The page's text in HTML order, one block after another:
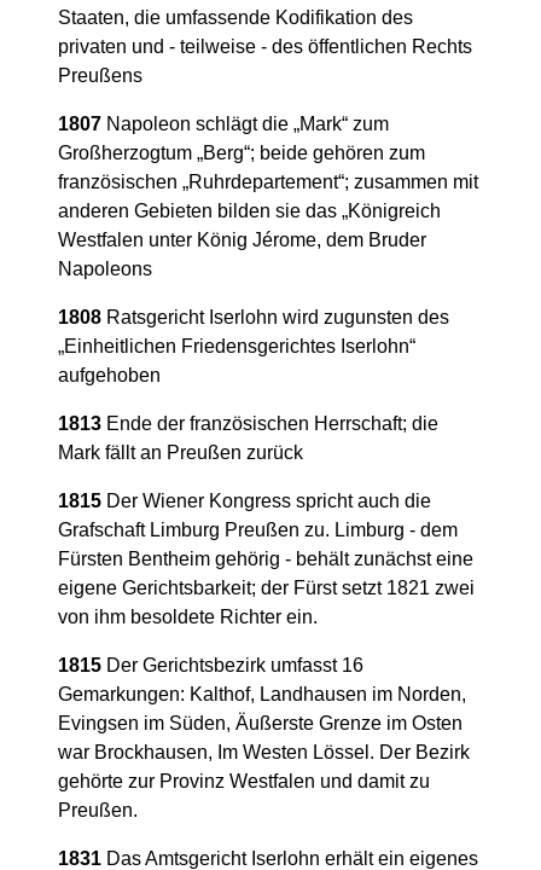
Staaten, die umfassende Kodifikation des
privaten und - teilweise - des öffentlichen Rechts
Preußens
1807 Napoleon schlägt die „Mark“ zum
Großherzogtum „Berg“; beide gehören zum
französischen „Ruhrdepartement“; zusammen mit
anderen Gebieten bilden sie das „Königreich
Westfalen unter König Jérome, dem Bruder
Napoleons
1808 Ratsgericht Iserlohn wird zugunsten des
„Einheitlichen Friedensgerichtes Iserlohn“
aufgehoben
1813 Ende der französischen Herrschaft; die
Mark fällt an Preußen zurück
1815 Der Wiener Kongress spricht auch die
Grafschaft Limburg Preußen zu. Limburg - dem
Fürsten Bentheim gehörig - behält zunächst eine
eigene Gerichtsbarkeit; der Fürst setzt 1821 zwei
von ihm besoldete Richter ein.
1815 Der Gerichtsbezirk umfasst 16
Gemarkungen: Kalthof, Landhausen im Norden,
Evingsen im Süden, Äußerste Grenze im Osten
war Brockhausen, Im Westen Lössel. Der Bezirk
gehörte zur Provinz Westfalen und damit zu
Preußen.
1831 Das Amtsgericht Iserlohn erhält ein eigenes